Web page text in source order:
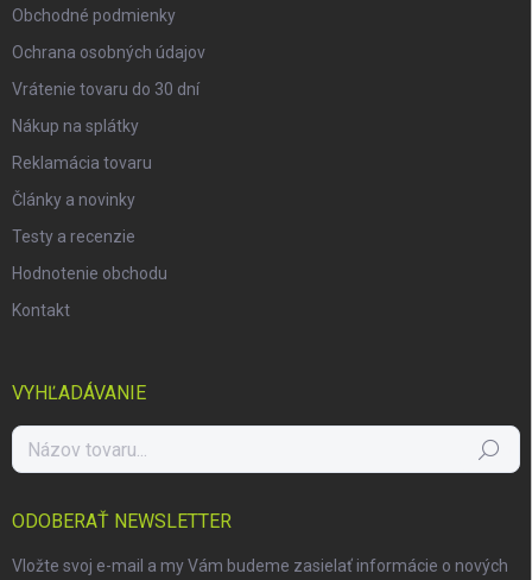
Obchodné podmienky
Ochrana osobných údajov
Vrátenie tovaru do 30 dní
Nákup na splátky
Reklamácia tovaru
Články a novinky
Testy a recenzie
Hodnotenie obchodu
Kontakt
VYHĽADÁVANIE
Hľadať
ODOBERAŤ NEWSLETTER
Vložte svoj e-mail a my Vám budeme zasielať informácie o nových